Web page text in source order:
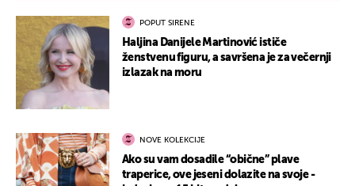
POPUT SIRENE
Haljina Danijele Martinović ističe
ženstvenu figuru, a savršena je za večernji
izlazak na moru
NOVE KOLEKCIJE
Ako su vam dosadile “obične” plave
traperice, ove jeseni dolazite na svoje -